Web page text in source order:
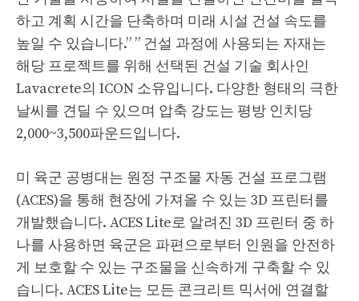
하고 계획 시간을 단축하며 미래 시설 건설 속도를
높일 수 있습니다.” ” 건설 과정에 사용되는 자재는
해당 프로젝트를 위해 선택된 건설 기술 회사인
Lavacrete의 ICON 소유입니다. 다양한 형태의 극한
날씨를 견딜 수 있으며 압축 강도는 평방 인치당
2,000~3,500파운드입니다.
미 육군 공병대는 원정 구조물 자동 건설 프로그램
(ACES)을 통해 현장에 가져올 수 있는 3D 프린터를
개발했습니다. ACES Lite로 알려진 3D 프린터 중 하
나를 사용하면 육군은 파편으로부터 인원을 안전하
게 보호할 수 있는 구조물을 신속하게 구축할 수 있
습니다. ACES Lite는 모든 콘크리트 믹서에 연결할